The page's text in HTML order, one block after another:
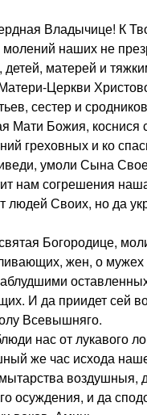
Владычице! К
наших не
матерей и
Церкви
сестер и
Божия, коснися
греховных и ко
умоли Сына
нам согрешения
людей Своих, но да
Богородице,
жен, о
И да приидет сей
Всевышняго.
нас от лукавого
же час исхода
воздушныя,
осуждения, и да